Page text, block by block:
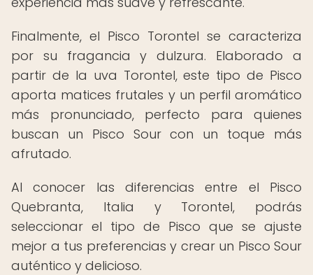
Finalmente, el Pisco Torontel se caracteriza
por su fragancia y dulzura. Elaborado a
partir de la uva Torontel, este tipo de Pisco
aporta matices frutales y un perfil aromático
más pronunciado, perfecto para quienes
buscan un Pisco Sour con un toque más
afrutado.
Al conocer las diferencias entre el Pisco
Quebranta, Italia y Torontel, podrás
seleccionar el tipo de Pisco que se ajuste
mejor a tus preferencias y crear un Pisco Sour
auténtico y delicioso.